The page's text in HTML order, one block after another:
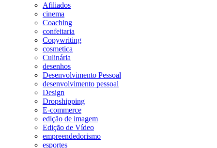
Afiliados
cinema
Coaching
confeitaria
Copywriting
cosmetica
Culinária
desenhos
Desenvolvimento Pessoal
desenvolvimento pessoal
Design
Dropshipping
E-commerce
edição de imagem
Edição de Vídeo
empreendedorismo
esportes